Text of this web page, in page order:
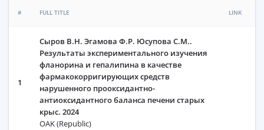
# FULL TITLE LINK
1
Сыров В.Н. Эгамова Ф.Р. Юсупова С.М..
Результаты экспериментального изучения
фланорина и гепалипина в качестве
фармакокорригирующих средств
нарушенного прооксидантно-
антиоксидантного баланса печени старых
крыс. 2024
OAK (Republic)